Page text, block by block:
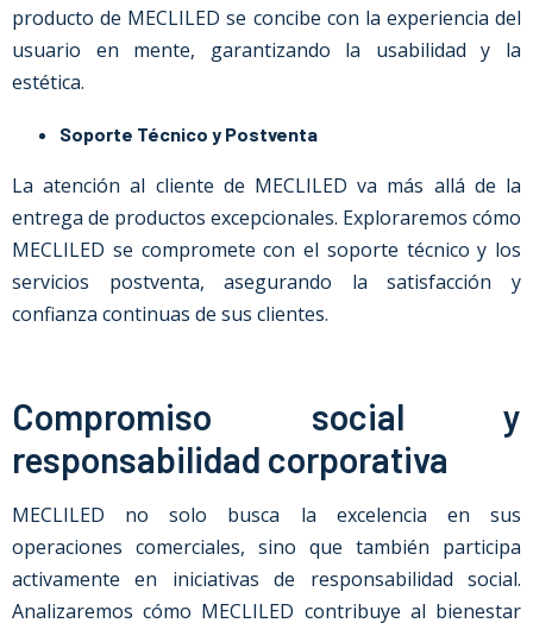
producto de MECLILED se concibe con la experiencia del
usuario en mente, garantizando la usabilidad y la
estética.
Soporte Técnico y Postventa
La atención al cliente de MECLILED va más allá de la
entrega de productos excepcionales. Exploraremos cómo
MECLILED se compromete con el soporte técnico y los
servicios postventa, asegurando la satisfacción y
confianza continuas de sus clientes.
Compromiso social y
responsabilidad corporativa
MECLILED no solo busca la excelencia en sus
operaciones comerciales, sino que también participa
activamente en iniciativas de responsabilidad social.
Analizaremos cómo MECLILED contribuye al bienestar